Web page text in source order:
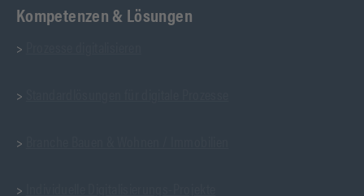
Kompetenzen & Lösungen
>
>
>
>